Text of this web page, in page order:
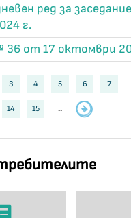
ред за
г.
от 17 октомври
3 4 5 6 7
14 15 ..